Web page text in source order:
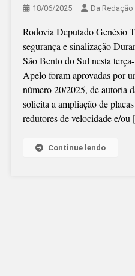
18/06/2025 Da Redação
Rodovia Deputado Genésio
segurança e sinalização
São Bento do Sul nesta
Apelo foram aprovadas por
número 20/2025, de autoria
solicita a ampliação de
redutores de velocidade e/
Continue lendo